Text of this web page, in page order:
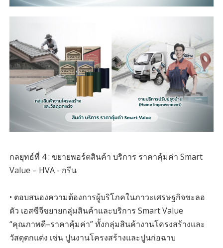
กลยุทธ์ที่ 4 : ขยายพอร์ตสินค้า บริการ ราคาคุ้มค่า Smart
Value – HVA - กรีน
• ตอบสนองความต้องการผู้บริโภคในภาวะเศรษฐกิจชะลอ
ตัว เอสซีจีขยายกลุ่มสินค้าและบริการ Smart Value
“คุณภาพดี–ราคาคุ้มค่า” ทั้งกลุ่มสินค้างานโครงสร้างและ
วัสดุตกแต่ง เช่น ปูนงานโครงสร้างและปูนก่อฉาบ